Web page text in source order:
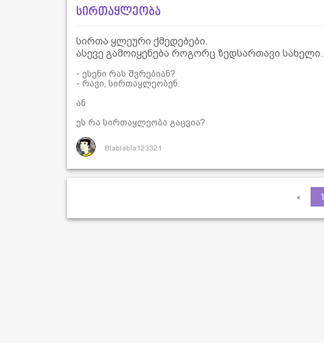
სირთაყლეობა
სირთა ყლეური ქმედებები.
ასევე გამოიყენება როგორც ზედსართავი სახელი.
- ესენი რას შვრებიან?
- რავი, სირთაყლეობენ.
ან
ეს რა სირთაყლეობა გაცვია?
Blablabla123321
« 1